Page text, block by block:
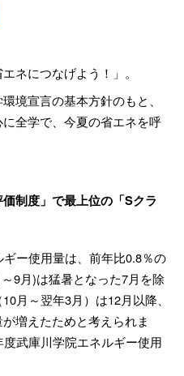
ネにつなげよう！」。
境宣言の基本方針のもと、
全学で、今夏の省エネを呼
制度」で最上位の「Sクラ
ー使用量は、前年比0.8％の
9月)は猛暑となった7月を除
10月～翌年3月）は12月以降、
増えたためと考えられま
度武庫川学院エネルギー使用